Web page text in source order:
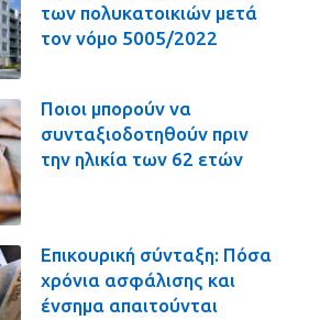
των πολυκατοικιών μετά
τον νόμο 5005/2022
Ποιοι μπορούν να
συνταξιοδοτηθούν πριν
την ηλικία των 62 ετών
Επικουρική σύνταξη: Πόσα
χρόνια ασφάλισης και
ένσημα απαιτούνται